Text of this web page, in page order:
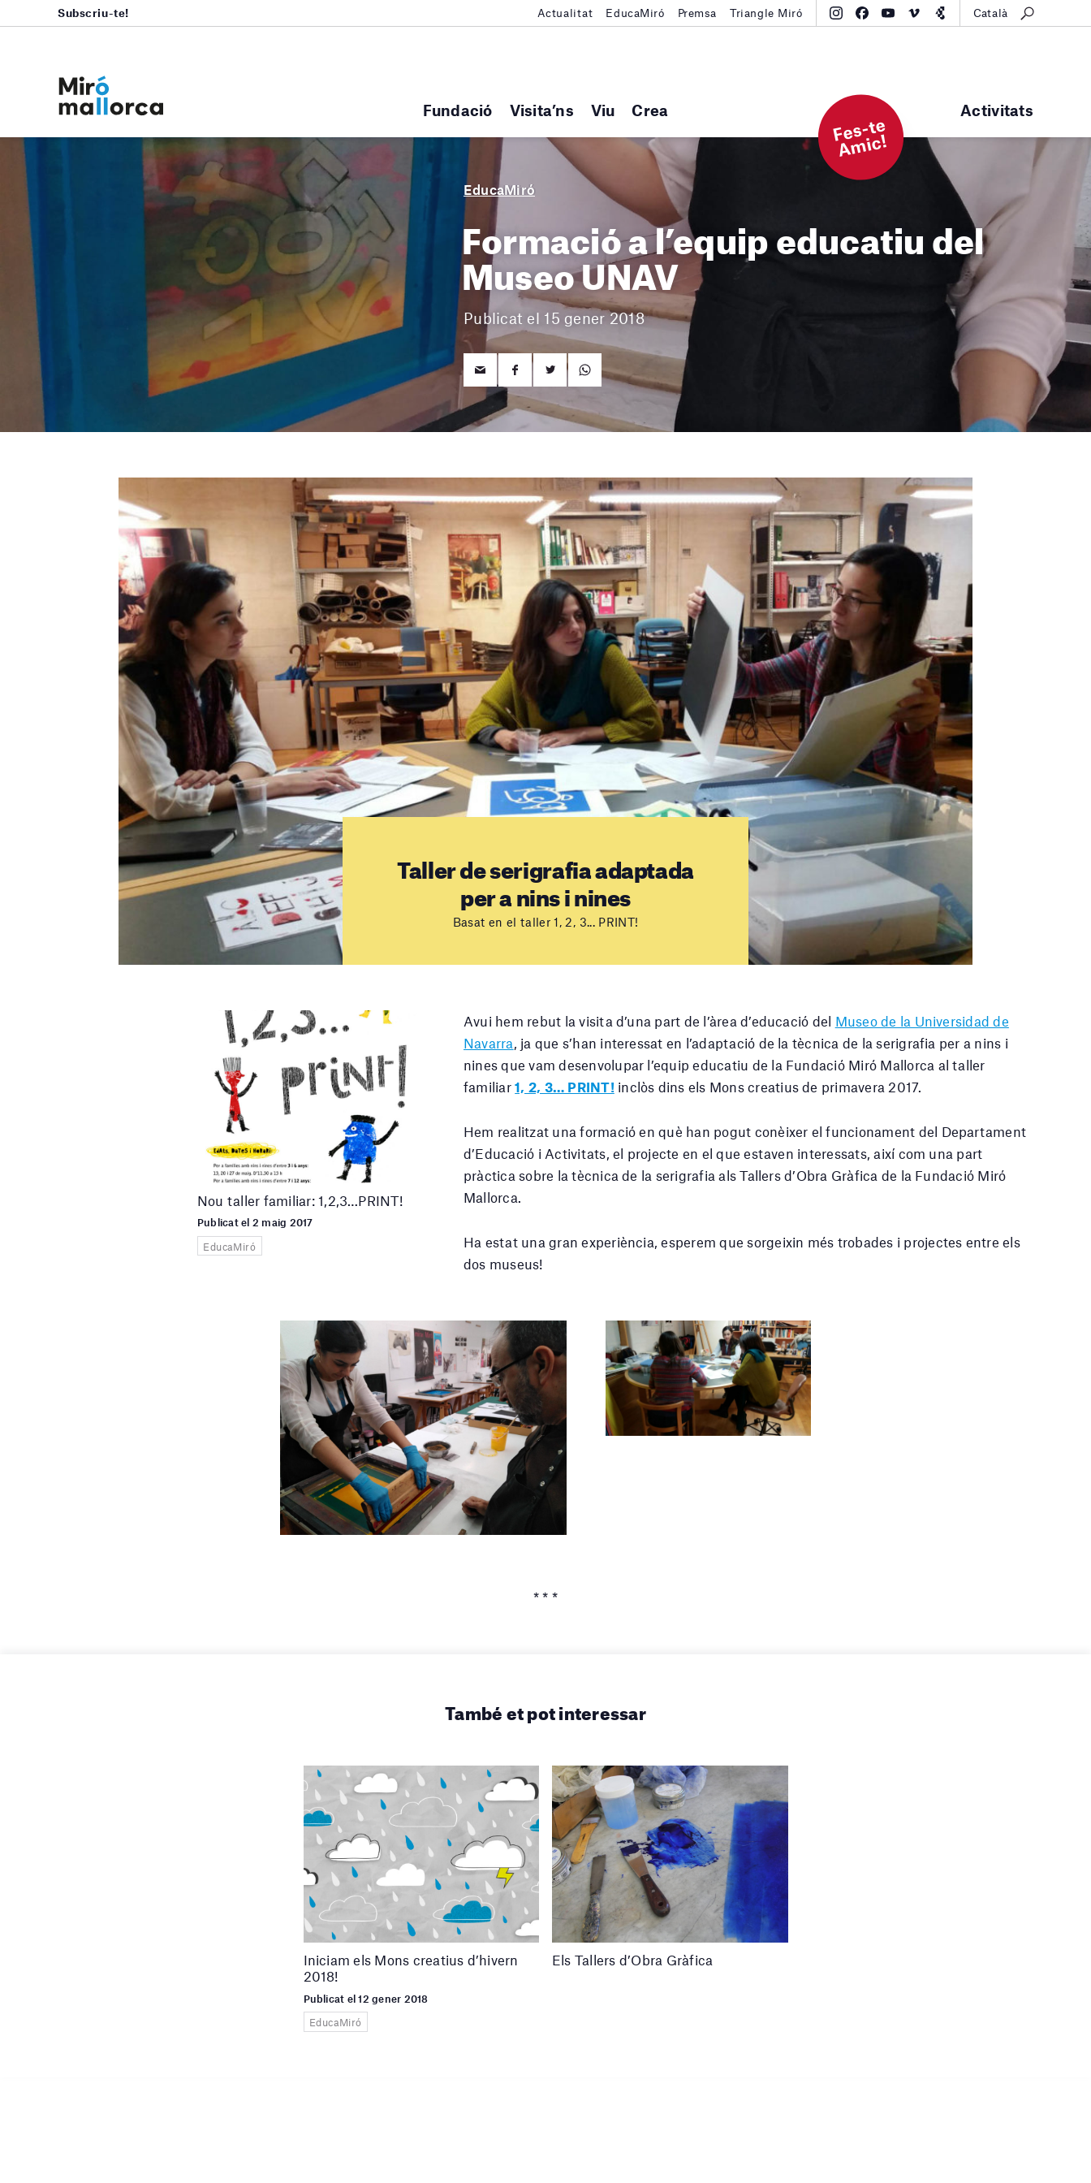
Fundació Visita’ns Viu Crea Activitats
Subscriu-te! Actualitat EducaMiró Premsa Triangle Miró Català
F
e
s-t
e
A
mi
c!
EducaMiró
Formació a l’equip educatiu del
Museo UNAV
Publicat el 15 gener 2018
Taller de serigrafia adaptada
per a nins i nines
Basat en el taller 1, 2, 3... PRINT!
Nou taller familiar: 1,2,3…PRINT!
Publicat el 2 maig 2017
EducaMiró
Avui hem rebut la visita d’una part de l’àrea d’educació del Museo de la Universidad de
Navarra , ja que s’han interessat en l’adaptació de la tècnica de la serigrafia per a nins i
nines que vam desenvolupar l’equip educatiu de la Fundació Miró Mallorca al taller
familiar1, 2, 3… PRINT! inclòs dins els Mons creatius de primavera 2017.
Hem realitzat una formació en què han pogut conèixer el funcionament del Departament
d’Educació i Activitats, el projecte en el que estaven interessats, així com una part
pràctica sobre la tècnica de la serigrafia als Tallers d’Obra Gràfica de la Fundació Miró
Mallorca.
Ha estat una gran experiència, esperem que sorgeixin més trobades i projectes entre els
dos museus!
* * *
També et pot interessar
Iniciam els Mons creatius d’hivern
2018!
Publicat el 12 gener 2018
EducaMiró
Els Tallers d’Obra Gràfica